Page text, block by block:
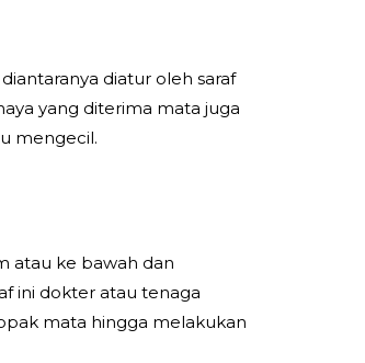
diatur oleh saraf
yang diterima mata juga
mengecil.
atau ke bawah dan
ini dokter atau tenaga
mata hingga melakukan